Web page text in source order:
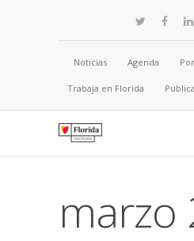
Noticias Agenda
Trabaja en Florida
marzo